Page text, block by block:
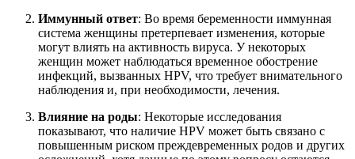
Иммунный ответ: Во время беременности иммунная
система женщины претерпевает изменения, которые
могут влиять на активность вируса. У некоторых
женщин может наблюдаться временное обострение
инфекций, вызванных HPV, что требует внимательного
наблюдения и, при необходимости, лечения.
Влияние на роды: Некоторые исследования
показывают, что наличие HPV может быть связано с
повышенным риском преждевременных родов и других